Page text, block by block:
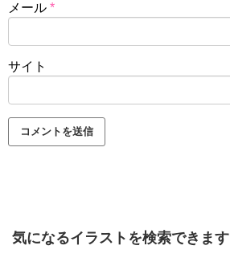
メール *
サイト
気になるイラストを検索できます